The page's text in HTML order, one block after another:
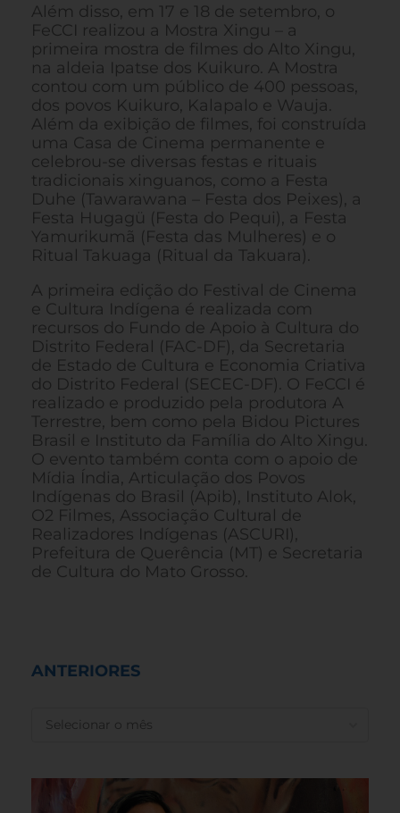
Além disso, em 17 e 18 de setembro, o
FeCCI realizou a Mostra Xingu – a
primeira mostra de filmes do Alto Xingu,
na aldeia Ipatse dos Kuikuro. A Mostra
contou com um público de 400 pessoas,
dos povos Kuikuro, Kalapalo e Wauja.
Além da exibição de filmes, foi construída
uma Casa de Cinema permanente e
celebrou-se diversas festas e rituais
tradicionais xinguanos, como a Festa
Duhe (Tawarawana – Festa dos Peixes), a
Festa Hugagü (Festa do Pequi), a Festa
Yamurikumã (Festa das Mulheres) e o
Ritual Takuaga (Ritual da Takuara).
A primeira edição do Festival de Cinema
e Cultura Indígena é realizada com
recursos do Fundo de Apoio à Cultura do
Distrito Federal (FAC-DF), da Secretaria
de Estado de Cultura e Economia Criativa
do Distrito Federal (SECEC-DF). O FeCCI é
realizado e produzido pela produtora A
Terrestre, bem como pela Bidou Pictures
Brasil e Instituto da Família do Alto Xingu.
O evento também conta com o apoio de
Mídia Índia, Articulação dos Povos
Indígenas do Brasil (Apib), Instituto Alok,
O2 Filmes, Associação Cultural de
Realizadores Indígenas (ASCURI),
Prefeitura de Querência (MT) e Secretaria
de Cultura do Mato Grosso.
ANTERIORES